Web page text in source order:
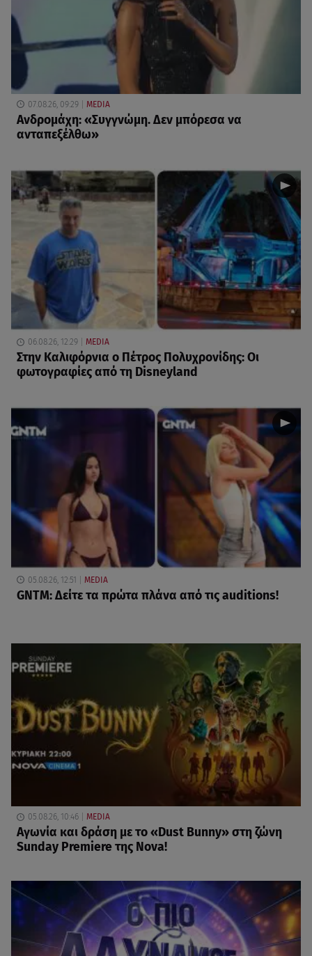
07.08.26, 09:29 MEDIA
Ανδρομάχη: «Συγγνώμη. Δεν μπόρεσα να
ανταπεξέλθω»
06.08.26, 12:29 MEDIA
Στην Καλιφόρνια ο Πέτρος Πολυχρονίδης: Οι
φωτογραφίες από τη Disneyland
05.08.26, 12:51 MEDIA
GNTM: Δείτε τα πρώτα πλάνα από τις auditions!
05.08.26, 10:46 MEDIA
Αγωνία και δράση με το «Dust Bunny» στη ζώνη
Sunday Premiere της Nova!